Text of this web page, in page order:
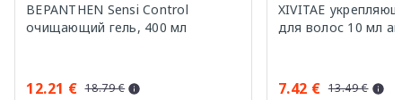
BEPANTHEN Sensi Control
очищающий гель, 400 мл
12.21 € 18.79 €
XIVITAE
для волос 10 мл
7.42 € 13.49 €